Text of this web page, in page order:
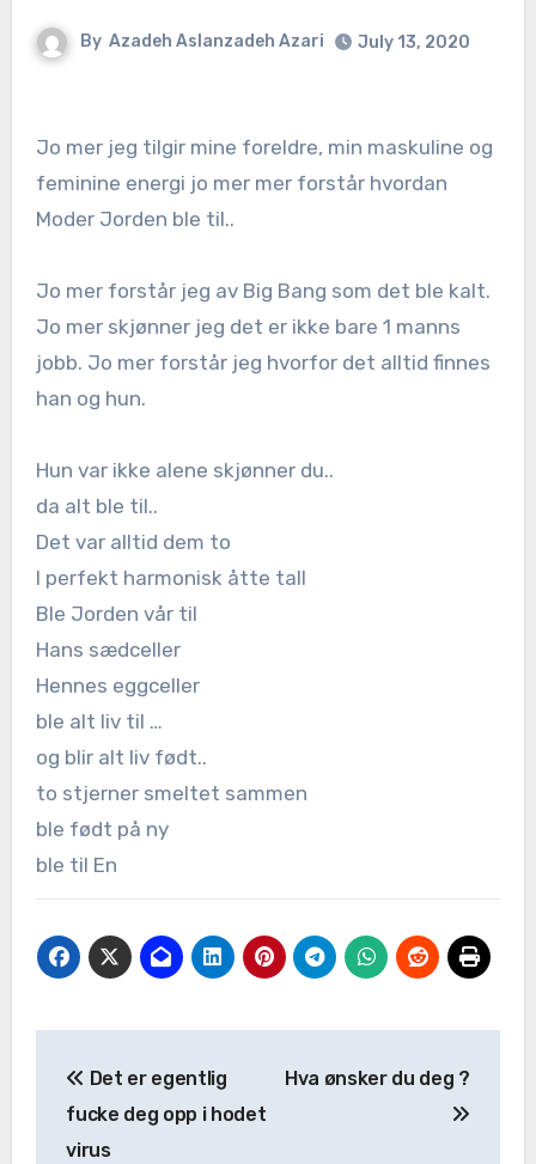
By Azadeh Aslanzadeh Azari July 13, 2020
Jo mer jeg tilgir mine foreldre, min maskuline og
feminine energi jo mer mer forstår hvordan
Moder Jorden ble til..
Jo mer forstår jeg av Big Bang som det ble kalt.
Jo mer skjønner jeg det er ikke bare 1 manns
jobb. Jo mer forstår jeg hvorfor det alltid finnes
han og hun.
Hun var ikke alene skjønner du..
da alt ble til..
Det var alltid dem to
I perfekt harmonisk åtte tall
Ble Jorden vår til
Hans sædceller
Hennes eggceller
ble alt liv til …
og blir alt liv født..
to stjerner smeltet sammen
ble født på ny
ble til En
Det er egentlig
fucke deg opp i hodet
virus
Hva ønsker du deg ?